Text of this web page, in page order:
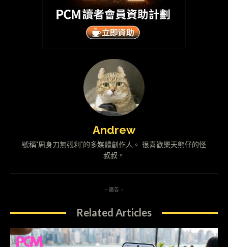
Andrew
號稱"周身刀無張利"的多媒體創作人。 很喜歡樂天熊仔的怪
叔叔。
- 廣告 -
Related Articles